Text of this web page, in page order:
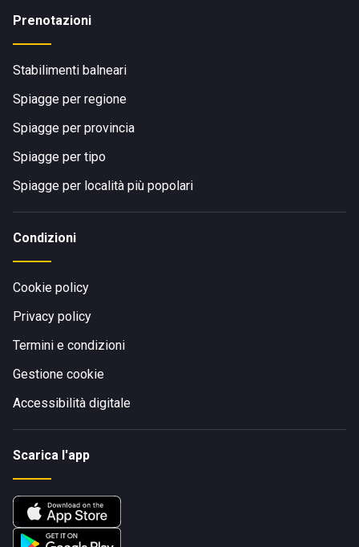
Prenotazioni
Stabilimenti balneari
Spiagge per regione
Spiagge per provincia
Spiagge per tipo
Spiagge per località più popolari
Condizioni
Cookie policy
Privacy policy
Termini e condizioni
Gestione cookie
Accessibilità digitale
Scarica l'app